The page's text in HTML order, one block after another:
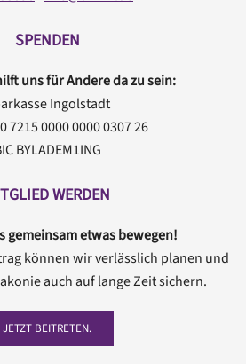
SPENDEN
uns für Andere da zu sein:
Ingolstadt
7215 0000 0000 0307 26
BYLADEM1ING
WERDEN
gemeinsam etwas bewegen!
können wir verlässlich planen und
auch auf lange Zeit sichern.
JETZT BEITRETEN.